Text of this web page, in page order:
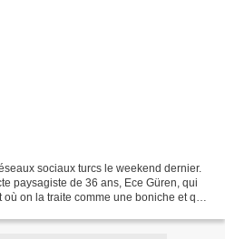
sociaux turcs le weekend dernier.
paysagiste de 36 ans, Ece Güren, qui
on la traite comme une boniche et qui